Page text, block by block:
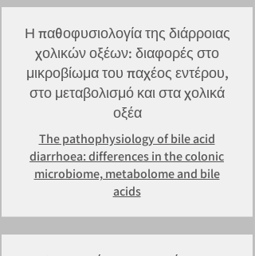
Η παθοφυσιολογία της διάρροιας
χολικών οξέων: διαφορές στο
μικροβίωμα του παχέος εντέρου,
στο μεταβολισμό και στα χολικά
οξέα
The pathophysiology of bile acid
diarrhoea: differences in the colonic
microbiome, metabolome and bile
acids